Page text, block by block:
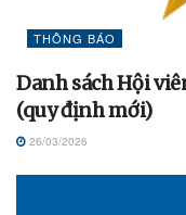
THÔNG BÁO
Danh sách Hội
(quy định mới)
26/03/2026